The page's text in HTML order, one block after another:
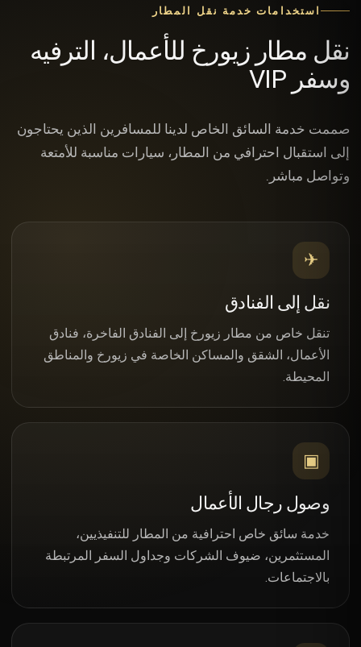
استخدامات خدمة نقل المطار
نقل مطار زيورخ للأعمال، الترفيه
وسفر VIP
صممت خدمة السائق الخاص لدينا للمسافرين الذين يحتاجون
إلى استقبال احترافي من المطار، سيارات مناسبة للأمتعة
وتواصل مباشر.
✈
نقل إلى الفنادق
تنقل خاص من مطار زيورخ إلى الفنادق الفاخرة، فنادق
الأعمال، الشقق والمساكن الخاصة في زيورخ والمناطق
المحيطة.
▣
وصول رجال الأعمال
خدمة سائق خاص احترافية من المطار للتنفيذيين،
المستثمرين، ضيوف الشركات وجداول السفر المرتبطة
بالاجتماعات.